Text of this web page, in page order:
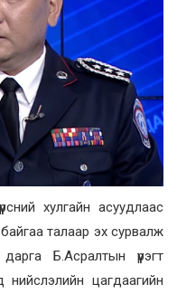
хулгайн асуудлаас
талаар эх сурвалж
Б.Асралтын үүрэгт
нийслэлийн цагдаагийн